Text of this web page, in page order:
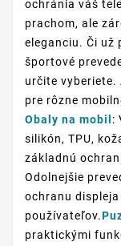
ochránia váš
prachom, ale
eleganciu. Či už
športové
určite vyberiete.
pre rôzne
Obaly na mobil :
silikón, TPU,
základnú
Odolnejšie
ochranu
používateľov.
praktickými